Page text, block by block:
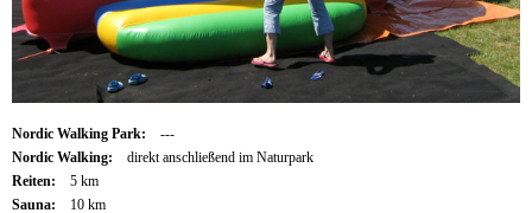
Nordic Walking Park:
---
Nordic Walking:
direkt anschließend im Naturpark
Reiten:
5 km
Sauna:
10 km